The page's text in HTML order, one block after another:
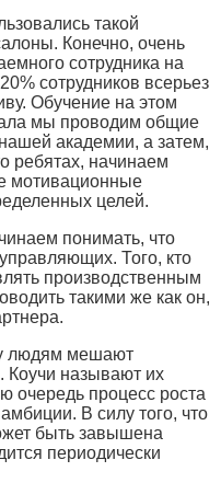
такой
Конечно, очень
сотрудника на
сотрудников всерьез
Обучение на этом
мы проводим общие
академии, а затем,
ребятах, начинаем
мотивационные
целей.
понимать, что
Того, кто
производственным
такими же как он,
людям мешают
называют их
очередь процесс роста
В силу того, что
быть завышена
периодически